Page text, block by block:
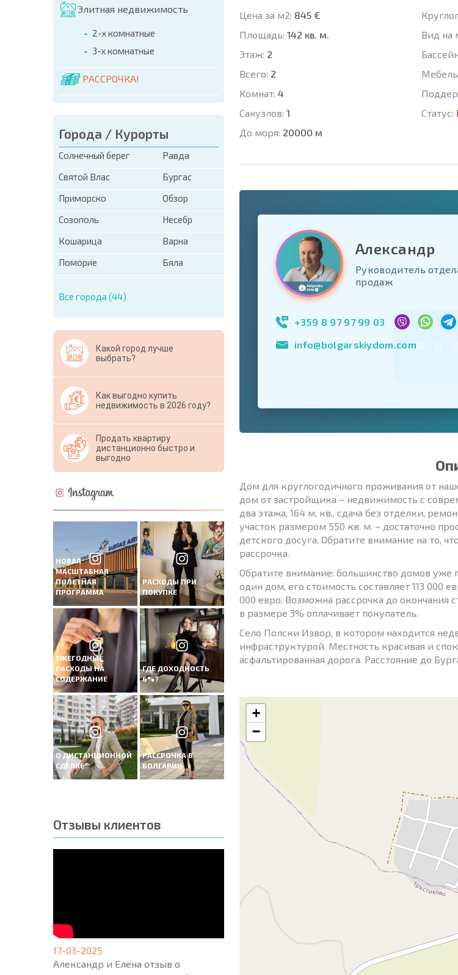
Элитная недвижимость
2-х комнатные
3-х комнатные
РАССРОЧКА!
Города / Курорты
Солнечный берег
Равда
Святой Влас
Бургас
Приморско
Обзор
Созополь
Несебр
Кошарица
Варна
Поморие
Бяла
Все города (44)
Какой город лучше
выбрать?
Как выгодно купить
недвижимость в 2026 году?
Продать квартиру
дистанционно быстро и
выгодно
НОВАЯ
МАСШТАБНАЯ
ПОЛЕТНАЯ
ПРОГРАММА
РАСХОДЫ ПРИ
ПОКУПКЕ
ЕЖЕГОДНЫЕ
РАСХОДЫ НА
СОДЕРЖАНИЕ
ГДЕ ДОХОДНОСТЬ
6%?
О ДИСТАНЦИОННОЙ
СДЕЛКЕ
РАССРОЧКА В
БОЛГАРИИ
Отзывы клиентов
17-03-2025
Александр и Елена отзыв о
Цена за м2: 845 €
Площадь: 142 кв. м.
Этаж: 2
Всего: 2
Комнат: 4
Санузлов: 1
До моря: 20000 м
Вид на
Статус:
United
+1
* Поля обязательные для заполнения
Свернуть форму
Александр
Руководитель
продаж
+359 8 97 97 99 03
info@bolgarskiydom.com
Дом для круглогодичного проживания от
дом от застройщика – недвижимость с
два этажа, 164 м. кв., сдача без отделки,
участок размером 550 кв. м. – достаточно
детского досуга. Обратите внимание на то,
рассрочка.
Обратите внимание: большинство домов
один дом, его стоимость составляет 113 000
000 евро. Возможна рассрочка до окончания
в размере 3% оплачивает покупатель.
Село Полски Извор, в котором находится
инфраструктурой. Местность красивая и
асфальтированная дорога. Расстояние до
+
−